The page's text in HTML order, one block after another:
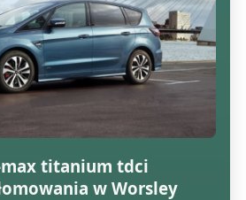
max titanium tdci
w Worsley